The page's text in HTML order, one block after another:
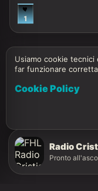
1
Radio
Pronto
Usiamo cookie
far funzionare
Cookie Policy